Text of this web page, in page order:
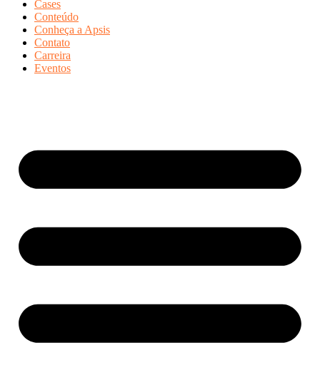
Cases
Conteúdo
Conheça a Apsis
Contato
Carreira
Eventos